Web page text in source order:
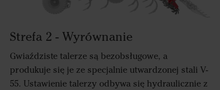
Strefa 2 - Wyrównanie
Gwiaździste talerze są bezobsługowe, a
produkuje się je ze specjalnie utwardzonej stali V-
55. Ustawienie talerzy odbywa się hydraulicznie z